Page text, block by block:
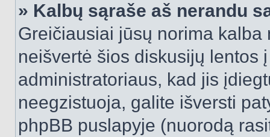
» Kalbų sąraše aš nerandu
Greičiausiai jūsų norima
neišvertė šios diskusijų lentos
administratoriaus, kad jis
neegzistuoja, galite išversti
phpBB puslapyje (nuorodą